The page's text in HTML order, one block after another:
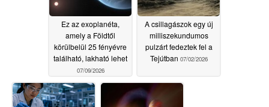
Ez az exoplanéta,
amely a Földtől
körülbelül 25 fényévre
található, lakható lehet
07/09/2026
A csillagászok egy új
milliszekundumos
pulzárt fedeztek fel a
Tejútban 07/02/2026